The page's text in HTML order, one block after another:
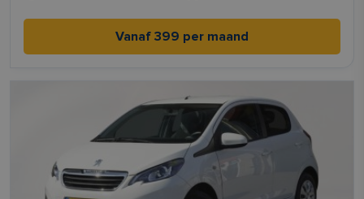
Vanaf 399 per maand